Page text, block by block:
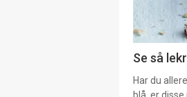
Se så
Har du